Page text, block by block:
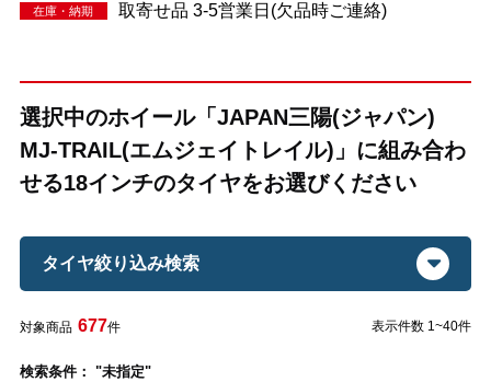
在庫・納期 取寄せ品 3-5営業日(欠品時ご連絡)
選択中のホイール「JAPAN三陽(ジャパン)
MJ-TRAIL(エムジェイトレイル)」に組み合わ
せる18インチのタイヤをお選びください
タイヤ絞り込み検索
対象商品 677件 表示件数 1~40件
検索条件： "未指定"